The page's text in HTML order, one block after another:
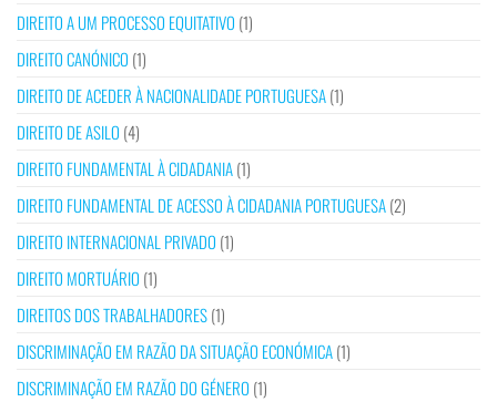
DIREITO A UM PROCESSO EQUITATIVO (1)
DIREITO CANÓNICO (1)
DIREITO DE ACEDER À NACIONALIDADE PORTUGUESA(1)
DIREITO DE ASILO (4)
DIREITO FUNDAMENTAL À CIDADANIA(1)
DIREITO FUNDAMENTAL DE ACESSO À CIDADANIA PORTUGUESA(2)
DIREITO INTERNACIONAL PRIVADO (1)
DIREITO MORTUÁRIO (1)
DIREITOS DOS TRABALHADORES(1)
DISCRIMINAÇÃO EM RAZÃO DA SITUAÇÃO ECONÓMICA(1)
DISCRIMINAÇÃO EM RAZÃO DO GÉNERO (1)